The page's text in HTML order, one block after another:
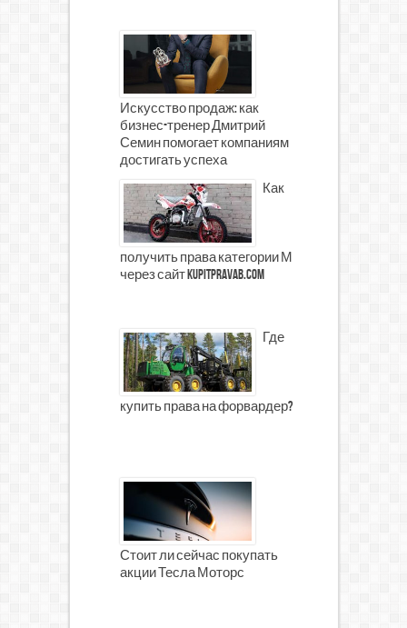
Искусство продаж: как
бизнес-тренер Дмитрий
Семин помогает компаниям
достигать успеха
Как
получить права категории М
через сайт kupitpravab.com
Где
купить права на форвардер?
Стоит ли сейчас покупать
акции Тесла Моторс